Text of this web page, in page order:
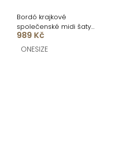
Bordó krajkové
společenské midi šaty
LIRONDE
989 Kč
ONESIZE